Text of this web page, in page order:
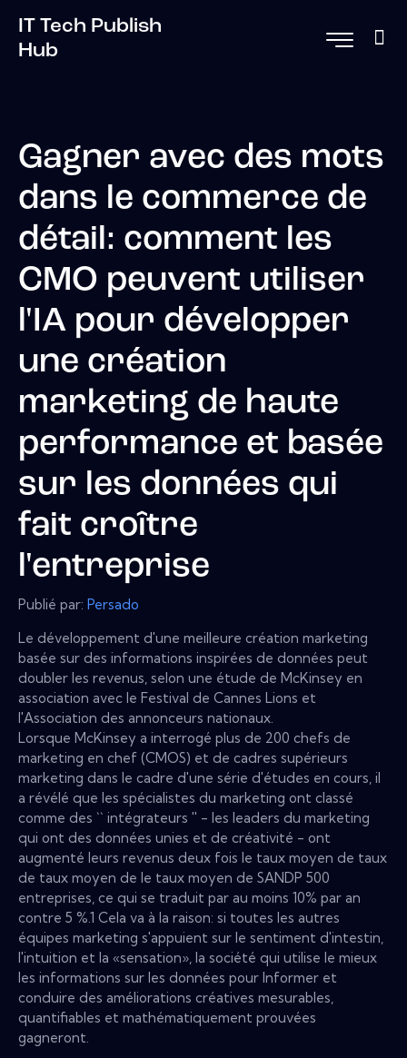
IT Tech Publish
Hub
Gagner avec des mots
dans le commerce de
détail: comment les
CMO peuvent utiliser
l'IA pour développer
une création
marketing de haute
performance et basée
sur les données qui
fait croître
l'entreprise
Publié par: Persado
Le développement d'une meilleure création marketing
basée sur des informations inspirées de données peut
doubler les revenus, selon une étude de McKinsey en
association avec le Festival de Cannes Lions et
l'Association des annonceurs nationaux.
Lorsque McKinsey a interrogé plus de 200 chefs de
marketing en chef (CMOS) et de cadres supérieurs
marketing dans le cadre d'une série d'études en cours, il
a révélé que les spécialistes du marketing ont classé
comme des `` intégrateurs '' - les leaders du marketing
qui ont des données unies et de créativité - ont
augmenté leurs revenus deux fois le taux moyen de taux
de taux moyen de le taux moyen de SANDP 500
entreprises, ce qui se traduit par au moins 10% par an
contre 5 %.1 Cela va à la raison: si toutes les autres
équipes marketing s'appuient sur le sentiment d'intestin,
l'intuition et la «sensation», la société qui utilise le mieux
les informations sur les données pour Informer et
conduire des améliorations créatives mesurables,
quantifiables et mathématiquement prouvées
gagneront.